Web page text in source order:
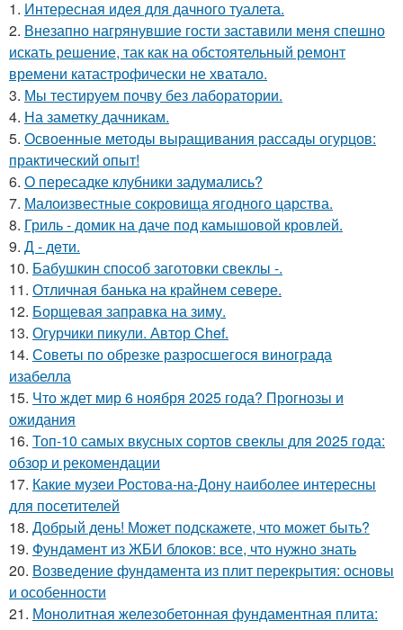
1. Интересная идея для дачного туалета.
2. Внезапно нагрянувшие гости заставили меня спешно
искать решение, так как на обстоятельный ремонт
времени катастрофически не хватало.
3. Мы тестируем почву без лаборатории.
4. На заметку дачникам.
5. Освоенные методы выращивания рассады огурцов:
практический опыт!
6. О пересадке клубники задумались?
7. Малоизвестные сокровища ягодного царства.
8. Гриль - домик на даче под камышовой кровлей.
9. Д - дeти.
10. Бабушкин способ заготовки свеклы -.
11. Отличная банька на крайнем севере.
12. Борщевая заправка на зиму.
13. Огурчики пикули. Автор Chef.
14. Советы по обрезке разросшегося винограда
изабелла
15. Что ждет мир 6 ноября 2025 года? Прогнозы и
ожидания
16. Топ-10 самых вкусных сортов свеклы для 2025 года:
обзор и рекомендации
17. Какие музеи Ростова-на-Дону наиболее интересны
для посетителей
18. Добрый день! Может подскажете, что может быть?
19. Фундамент из ЖБИ блоков: все, что нужно знать
20. Возведение фундамента из плит перекрытия: основы
и особенности
21. Монолитная железобетонная фундаментная плита: